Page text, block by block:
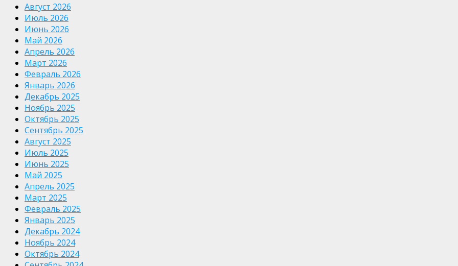
Август 2026
Июль 2026
Июнь 2026
Май 2026
Апрель 2026
Март 2026
Февраль 2026
Январь 2026
Декабрь 2025
Ноябрь 2025
Октябрь 2025
Сентябрь 2025
Август 2025
Июль 2025
Июнь 2025
Май 2025
Апрель 2025
Март 2025
Февраль 2025
Январь 2025
Декабрь 2024
Ноябрь 2024
Октябрь 2024